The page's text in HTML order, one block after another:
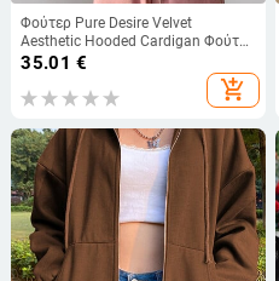
Φούτερ Pure Desire Velvet
Aesthetic Hooded Cardigan Φούτερ
Γυναικεία Casual Αδυνατιστική
Μακρυμάνικη Κορυφή Μοντέρνα
Άνοιξη Φθινόπωρο
35.01 €
add_shopping_cart